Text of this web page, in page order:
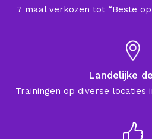
7 maal verkozen tot “Beste
Landelijke
Trainingen op diverse locaties